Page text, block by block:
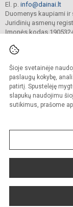
Šioje svetainėje
paslaugų kokybę,
patirtį. Spustelėję
slapukų naudojimu
sutikimus, prašome
El. p. info@dainai.lt
Duomenys kaupiami ir
Juridinių asmenų
Įmonės kodas
© 2023.
Kopijuoti turinį be
Sumanus